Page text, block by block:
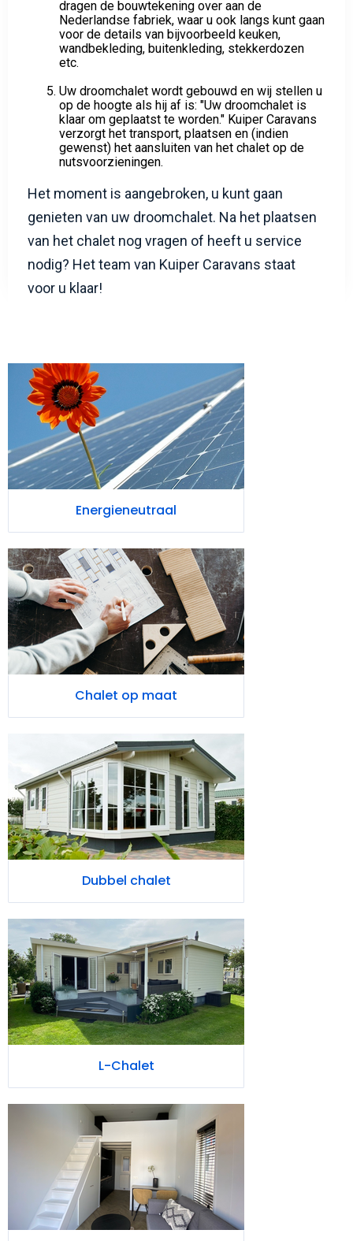
voor de details van bijvoorbeeld keuken,
wandbekleding, buitenkleding, stekkerdozen
etc.
Uw droomchalet wordt gebouwd en wij stellen u
klaar om geplaatst te worden." Kuiper Caravans
verzorgt het transport, plaatsen en (indien
gewenst) het aansluiten van het chalet op de
nutsvoorzieningen.
Het moment is aangebroken, u kunt gaan
genieten van uw droomchalet. Na het plaatsen
van het chalet nog vragen of heeft u service
nodig? Het team van Kuiper Caravans staat
voor u klaar!
Energieneutraal
Chalet op maat
Dubbel chalet
L-Chalet
Tiny House